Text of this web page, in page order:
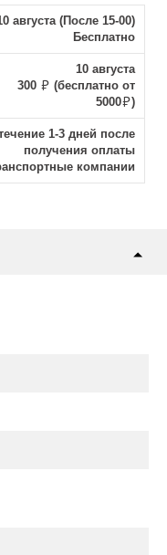
августа (После 15-00)
Бесплатно
10 августа
300
(бесплатно от
5000
)
1-3 дней после
получения оплаты
компании